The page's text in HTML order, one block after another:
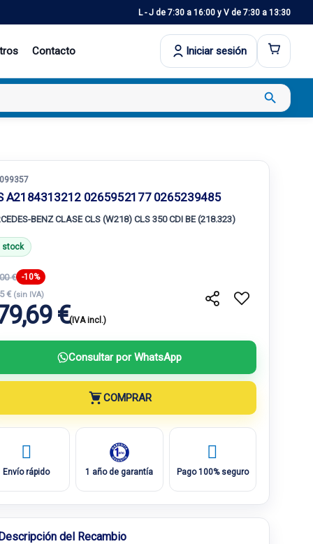
L - J de 7:30 a 16:00 y V de 7:30 a 13:30
Contacto Iniciar sesión
search
A2184313212 0265952177 0265239485
BENZ CLASE CLS (W218) CLS 350 CDI BE (218.323)
stock
€ -10%
€ (sin IVA)
€(IVA incl.)
Consultar por WhatsApp
COMPRAR
Envío rápido 1 año de garantía Pago 100% seguro
del Recambio